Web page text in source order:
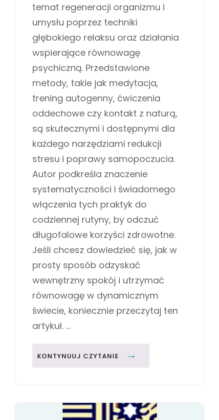
e
d
n
G
O
R
I
E
temat regeneracji organizmu i
umysłu poprzez techniki
głębokiego relaksu oraz działania
wspierające równowagę
psychiczną. Przedstawione
metody, takie jak medytacja,
trening autogenny, ćwiczenia
oddechowe czy kontakt z naturą,
są skutecznymi i dostępnymi dla
każdego narzędziami redukcji
stresu i poprawy samopoczucia.
Autor podkreśla znaczenie
systematyczności i świadomego
włączenia tych praktyk do
codziennej rutyny, by odczuć
długofalowe korzyści zdrowotne.
Jeśli chcesz dowiedzieć się, jak w
prosty sposób odzyskać
wewnętrzny spokój i utrzymać
równowagę w dynamicznym
świecie, koniecznie przeczytaj ten
artykuł. …
KONTYNUUJ CZYTANIE
Z
K